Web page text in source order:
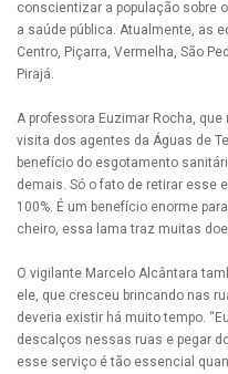
conscientizar a população sobre
a saúde pública. Atualmente, as
Centro, Piçarra, Vermelha, São
Pirajá.
A professora Euzimar Rocha,
visita dos agentes da Águas de
benefício do esgotamento
demais. Só o fato de retirar esse
100%. É um benefício enorme
cheiro, essa lama traz muitas
O vigilante Marcelo Alcântara
ele, que cresceu brincando nas
deveria existir há muito tempo.
descalços nessas ruas e pegar
esse serviço é tão essencial